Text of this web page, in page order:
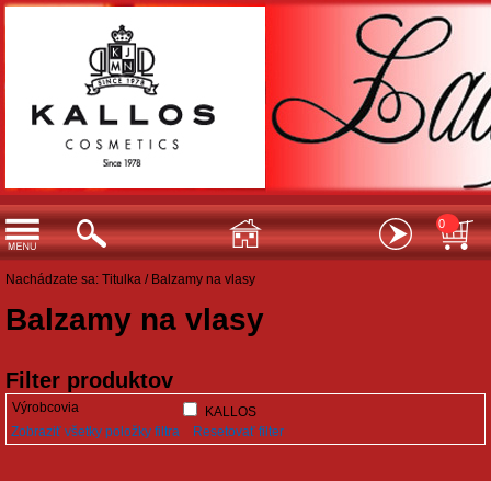
0
Nachádzate sa: Titulka / Balzamy na vlasy
Balzamy na vlasy
Filter produktov
Výrobcovia
KALLOS
Zobraziť všetky položky filtra
Resetovať filter